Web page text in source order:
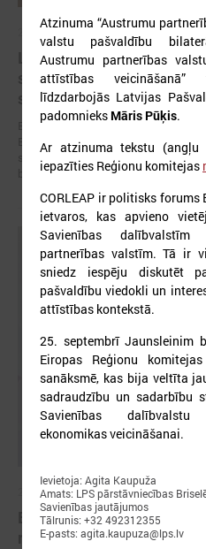
2026. gada 19. jūnijs
Latvijas pašvaldības
sadarbībai ar Ukrainas
starptautiskai balvai
Eiropas Pašvaldību un reģionu
Europe” un Latvijas Pašvaldību
starptautiskai pašvaldību
balva 2026”.
2026. gada 17. jūnijs
Eiropas pilsētu līderi
rīcību klimata noturības
Atzinuma “Austrumu
valstu pašvaldību
Austrumu partnerības
attīstības
līdzdarbojās Latvijas
padomnieks Māris Pūķis.
Ar atzinuma tekstu
iepazīties Reģionu komitejas
CORLEAP ir politisks forums
ietvaros, kas apvieno
Savienības
partnerības valstīm. Tā ir
sniedz iespēju diskutēt
pašvaldību viedokli un
attīstības kontekstā.
25. septembrī Jaunsleinim
Eiropas Reģionu
sanāksmē, kas bija veltīta
sadraudzību un sadarbību
Savienības
ekonomikas veicināšanai.
Ievietoja: Agita Kaupuža
Amats: LPS pārstāvniecības
Savienības jautājumos
Tālrunis: +32 492312355
E-pasts: agita.kaupuza@lps.lv